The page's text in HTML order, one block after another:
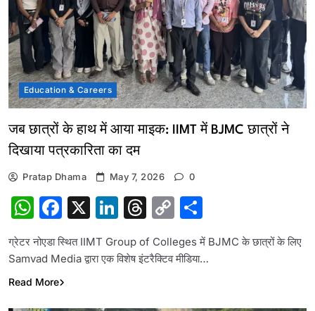
Education & Careers
जब छात्रों के हाथ में आया माइक: IIMT में BJMC छात्रों ने
दिखाया पत्रकारिता का दम
Pratap Dhama May 7, 2026 0
WhatsApp
Facebook
X LinkedIn
Threads
Copy
Link
ग्रेटर नोएडा स्थित IIMT Group of Colleges में BJMC के छात्रों के लिए
Samvad Media द्वारा एक विशेष इंटरैक्टिव मीडिया…
Read More